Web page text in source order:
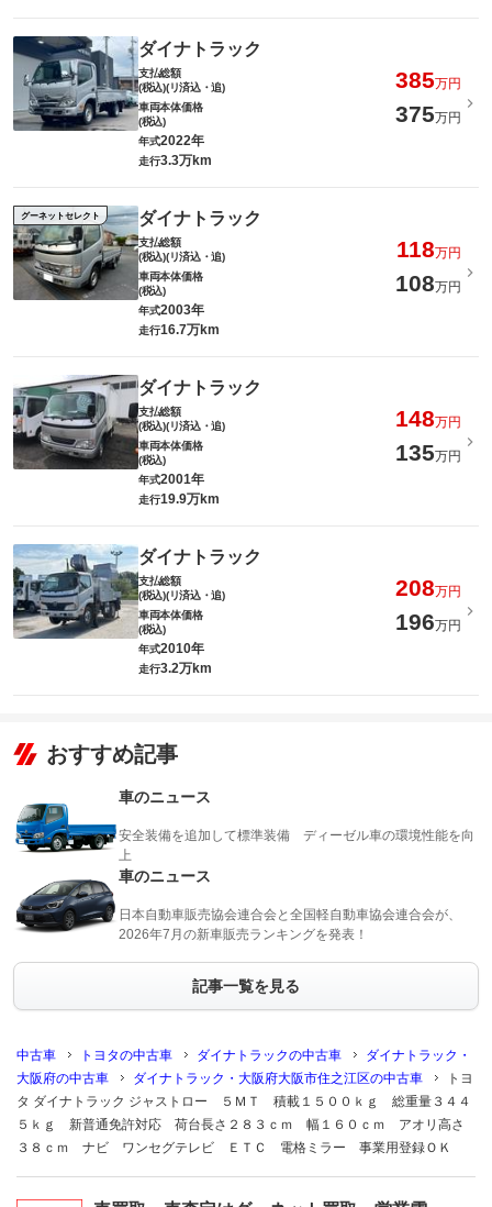
ダイナトラック
支払総額
(税込)(リ済込・追)
385万円
車両本体価格
(税込)
375万円
年式2022年
走行3.3万km
グーネットセレクト ダイナトラック
支払総額
(税込)(リ済込・追)
118万円
車両本体価格
(税込)
108万円
年式2003年
走行16.7万km
ダイナトラック
支払総額
(税込)(リ済込・追)
148万円
車両本体価格
(税込)
135万円
年式2001年
走行19.9万km
ダイナトラック
支払総額
(税込)(リ済込・追)
208万円
車両本体価格
(税込)
196万円
年式2010年
走行3.2万km
おすすめ記事
車のニュース
安全装備を追加して標準装備 ディーゼル車の環境性能を向
上
車のニュース
日本自動車販売協会連合会と全国軽自動車協会連合会が、
2026年7月の新車販売ランキングを発表！
記事一覧を見る
中古車 トヨタの中古車 ダイナトラックの中古車
ダイナトラック・
大阪府の中古車
ダイナトラック・大阪府大阪市住之江区の中古車
トヨ
タ ダイナトラック ジャストロー ５ＭＴ 積載１５００ｋｇ 総重量３４４
５ｋｇ 新普通免許対応 荷台長さ２８３ｃｍ 幅１６０ｃｍ アオリ高さ
３８ｃｍ ナビ ワンセグテレビ ＥＴＣ 電格ミラー 事業用登録ＯＫ